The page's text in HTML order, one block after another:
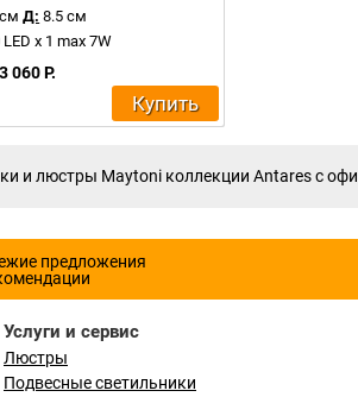
Д: 8.5 см
LED x 1 max 7W
060 Р.
Купить
и люстры Maytoni коллекции Antares с
предложения
Услуги и сервис
Люстры
Подвесные светильники